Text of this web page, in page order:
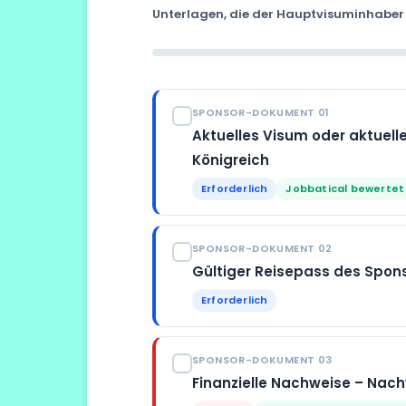
Unterlagen, die der
SPONSOR-DOKUMENT 01
Aktuelles Visum oder
Königreich
Erforderlich Jobbatical bewertet
eVisa-Freigabecode oder Kopie der
(sofern noch gültig)
MUSS ENTHALTEN
zur Verknüpfung der Anträge
Jobbatical generiert die korrekte
synchronisierte Bearbeitung zu
SPONSOR-DOKUMENT 02
Gültiger Reisepass des
Erforderlich
Gültig für die Dauer des Antrags des
geplanten Aufenthalts im
SPONSOR-DOKUMENT 03
Finanzielle Nachweise –